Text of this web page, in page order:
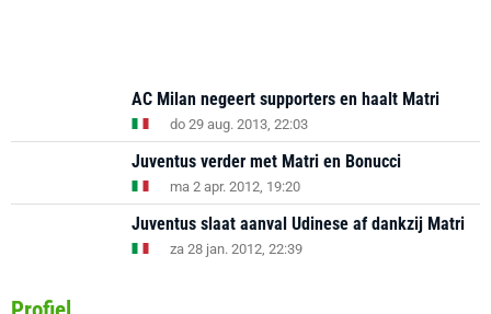
AC Milan negeert supporters en haalt Matri
do 29 aug. 2013, 22:03
Juventus verder met Matri en Bonucci
ma 2 apr. 2012, 19:20
Juventus slaat aanval Udinese af dankzij Matri
za 28 jan. 2012, 22:39